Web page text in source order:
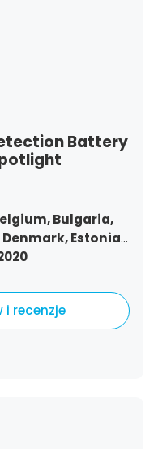
Battery
Bulgaria,
Denmark,Estonia,
Kingdom,
Latvia,
Portugal,
Slovakia
i recenzje